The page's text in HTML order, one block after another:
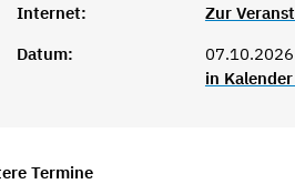
Internet:
Zur
Datum:
in
Termine